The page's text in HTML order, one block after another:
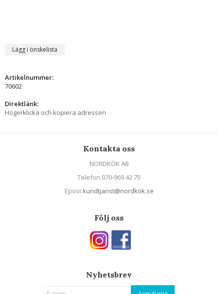
Lägg i önskelista
Artikelnummer:
70602
Direktlänk:
Högerklicka och kopiera adressen
Kontakta oss
NORDKÖK AB
Telefon 070-969 42 75
Epost kundtjanst@nordkok.se
Följ oss
Nyhetsbrev